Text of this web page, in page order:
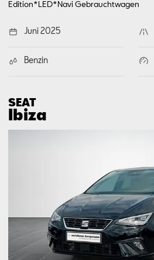
Edition*LED*NaviGebrauchtwagen
Juni 2025
Benzin
SEAT
Ibiza